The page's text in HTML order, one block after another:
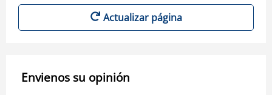
Actualizar página
Envienos su opinión